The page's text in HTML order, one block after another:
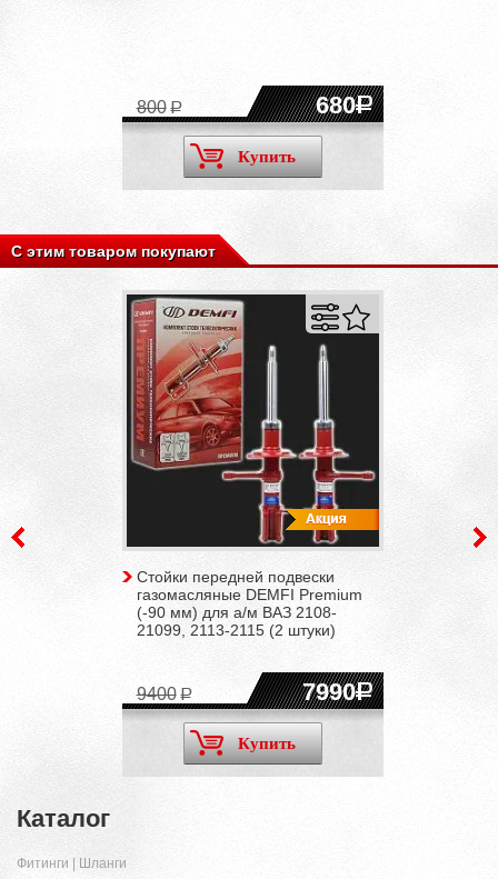
680
800
Купить
С этим товаром покупают
Стойки передней подвески
газомасляные DEMFI Premium
(-90 мм) для а/м ВАЗ 2108-
21099, 2113-2115 (2 штуки)
7990
9400
Купить
Каталог
Фитинги | Шланги